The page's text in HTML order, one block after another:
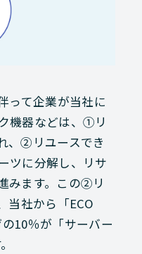
って企業が当社に
機器などは、①リ
、②リユースでき
ツに分解し、リサ
みます。この②リ
当社から「ECO
10％が「サーバー